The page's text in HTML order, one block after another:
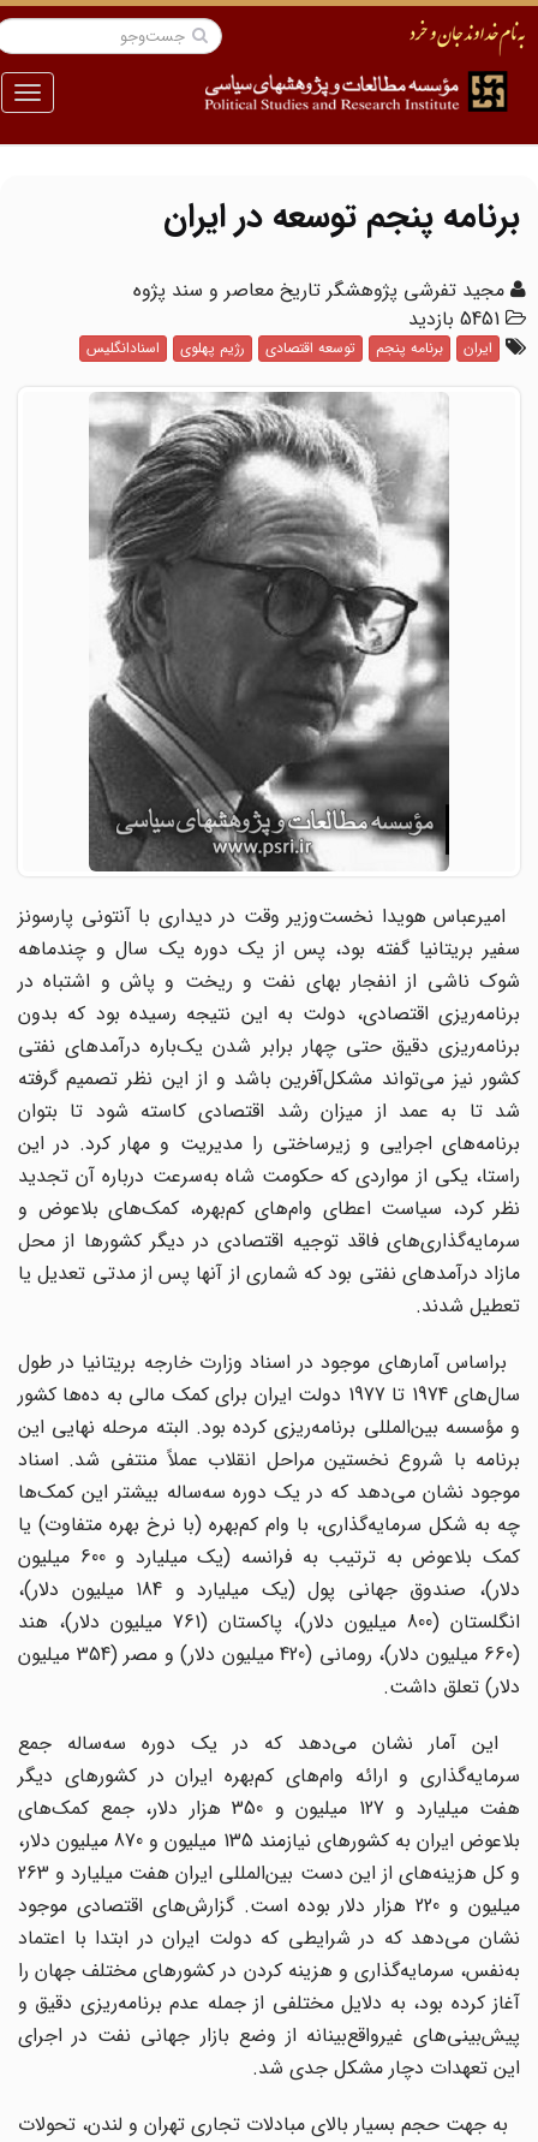
منو
برنامه پنجم توسعه در ایران
مجید تفرشی پژوهشگر تاریخ معاصر و سند پژوه
5451 بازدید
ایران برنامه پنجم توسعه اقتصادی رژیم پهلوی اسنادانگلیس
امیرعباس هویدا نخست‌وزیر وقت در دیداری با آنتونی پارسونز
سفیر بریتانیا گفته بود، پس از یک دوره یک سال و چندماهه
شوک ناشی از انفجار بهای نفت و ریخت و پاش و اشتباه در
برنامه‌ریزی اقتصادی، دولت به این نتیجه رسیده بود که بدون
برنامه‌ریزی دقیق حتی چهار برابر شدن یک‌باره درآمدهای نفتی
کشور نیز می‌تواند مشکل‌آفرین باشد و از این نظر تصمیم گرفته
شد تا به عمد از میزان رشد اقتصادی کاسته شود تا بتوان
برنامه‌های اجرایی و زیرساختی را مدیریت و مهار کرد. در این
راستا، یکی از مواردی که حکومت شاه به‌سرعت درباره آن تجدید
نظر کرد، سیاست اعطای وام‌های کم‌بهره، کمک‌های بلاعوض و
سرمایه‌گذاری‌های فاقد توجیه اقتصادی در دیگر کشورها از محل
مازاد درآمدهای نفتی بود که شماری از آنها پس از مدتی تعدیل یا
تعطیل شدند.
براساس آمارهای موجود در اسناد وزارت خارجه بریتانیا در طول
سال‌های 1974 تا 1977 دولت ایران برای کمک مالی به ده‌ها کشور
و مؤسسه بین‌المللی برنامه‌ریزی کرده بود. البته مرحله نهایی این
برنامه با شروع نخستین مراحل انقلاب عملاً منتفی شد. اسناد
موجود نشان می‌دهد که در یک دوره سه‌ساله بیشتر این کمک‌ها
چه به شکل سرمایه‌گذاری، با وام کم‌بهره (با نرخ بهره متفاوت) یا
کمک بلاعوض به ترتیب به فرانسه (یک میلیارد و 600 میلیون
دلار)، صندوق جهانی پول (یک میلیارد و 184 میلیون دلار)،
انگلستان (800 میلیون دلار)، پاکستان (761 میلیون دلار)، هند
(660 میلیون دلار)، رومانی (420 میلیون دلار) و مصر (354 میلیون
دلار) تعلق داشت.
این آمار نشان می‌دهد که در یک دوره سه‌ساله جمع
سرمایه‌گذاری و ارائه وام‌های کم‌بهره ایران در کشورهای دیگر
هفت میلیارد و 127 میلیون و 350 هزار دلار، جمع کمک‌های
بلاعوض ایران به کشورهای نیازمند 135 میلیون و 870 میلیون دلار،
و کل هزینه‌های از این دست بین‌المللی ایران هفت میلیارد و 263
میلیون و 220 هزار دلار بوده است. گزارش‌های اقتصادی موجود
نشان می‌دهد که در شرایطی که دولت ایران در ابتدا با اعتماد
به‌نفس، سرمایه‌گذاری و هزینه کردن در کشورهای مختلف جهان را
آغاز کرده بود، به دلایل مختلفی از جمله عدم برنامه‌ریزی دقیق و
پیش‌بینی‌های غیرواقع‌بینانه از وضع بازار جهانی نفت در اجرای
این تعهدات دچار مشکل جدی شد.
به جهت حجم بسیار بالای مبادلات تجاری تهران و لندن، تحولات